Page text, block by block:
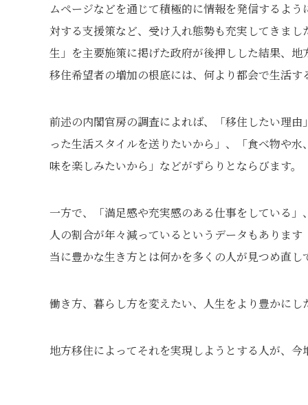
ムページなどを通じて積極的に情報を発信するよ
対する支援策など、受け入れ態勢も充実してきま
生」を主要施策に掲げた政府が後押しした結果、
移住希望者の増加の根底には、何より都会で生活
前述の内閣官房の調査によれば、「移住したい理
った生活スタイルを送りたいから」、「食べ物や
味を楽しみたいから」などがずらりとならびます。
一方で、「満足感や充実感のある仕事をしている
人の割合が年々減っているというデータもありま
当に豊かな生き方とは何かを多くの人が見つめ直
働き方、暮らし方を変えたい、人生をより豊かにし
地方移住によってそれを実現しようとする人が、今